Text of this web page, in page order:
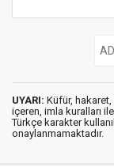
UYARI: Küfür,
içeren, imla kuralları ile
Türkçe karakter
onaylanmamaktadır.